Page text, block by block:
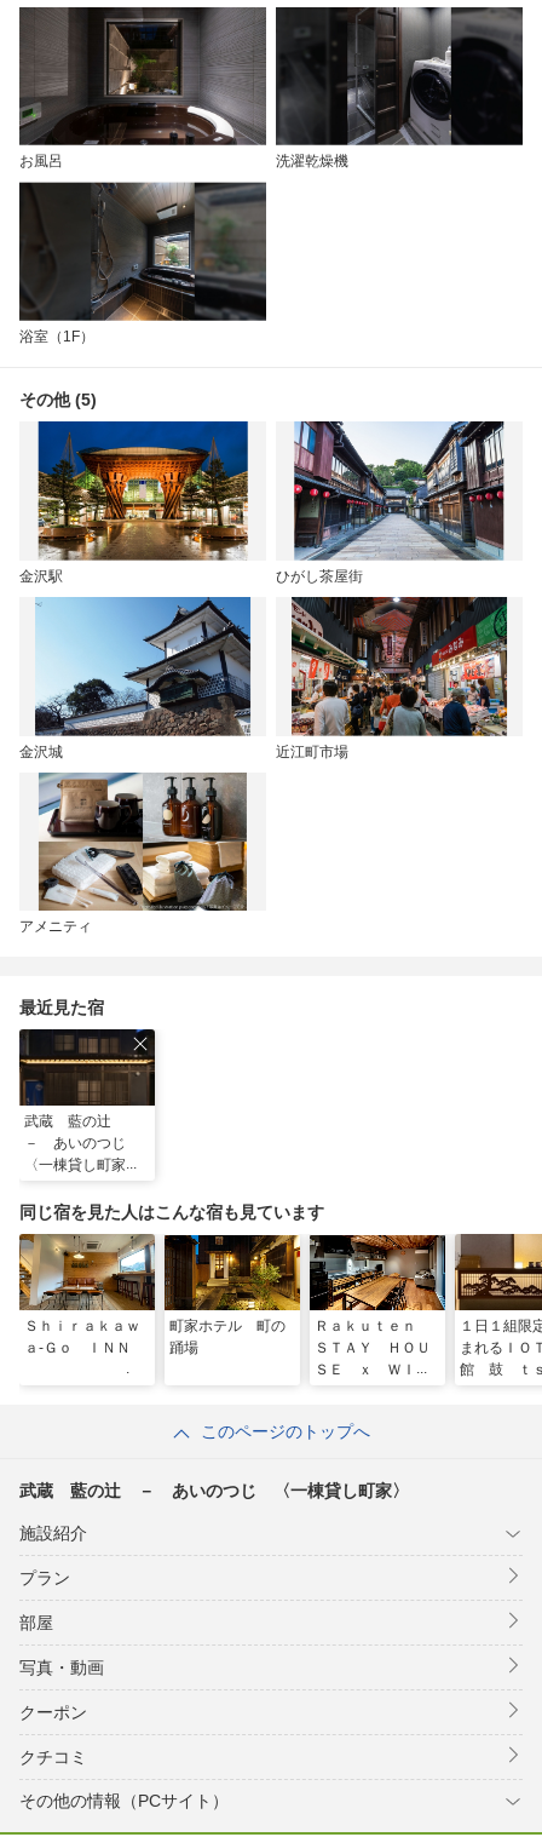
お風呂 洗濯乾燥機
浴室（1F）
その他 (5)
金沢駅 ひがし茶屋街
金沢城 近江町市場
アメニティ
最近見た宿
武蔵 藍の辻
－ あいのつじ
〈一棟貸し町家〉
同じ宿を見た人はこんな宿も見ています
Ｓｈｉｒａｋａｗ
ａ‐Ｇｏ ＩＮＮ
町家ホテル 町の
踊場
Ｒａｋｕｔｅｎ
ＳＴＡＹ ＨＯＵ
ＳＥ ｘ ＷＩＬ
１日１組
まれるＩＯ
館 鼓 ｔ
このページのトップへ
武蔵 藍の辻 － あいのつじ 〈一棟貸し町家〉
施設紹介
プラン
部屋
写真・動画
クーポン
クチコミ
その他の情報（PCサイト）